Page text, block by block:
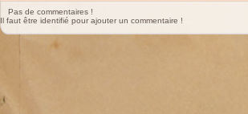
Pas de commentaires !
Il faut être identifié pour ajouter un commentaire !